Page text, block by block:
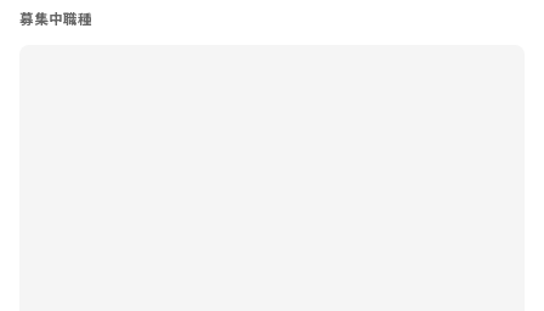
募集中職種